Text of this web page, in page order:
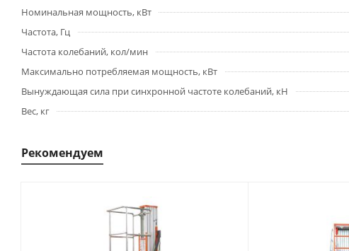
Номинальная мощность, кВт
Частота, Гц
Частота колебаний, кол/мин
Максимально потребляемая мощность, кВт
Вынуждающая сила при синхронной частоте колебаний, кН
Вес, кг
Рекомендуем